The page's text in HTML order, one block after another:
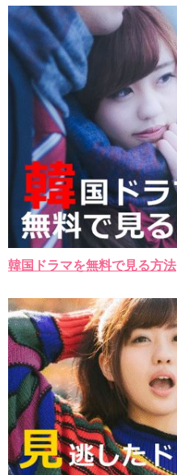
韓国ドラマを無料で見る方法